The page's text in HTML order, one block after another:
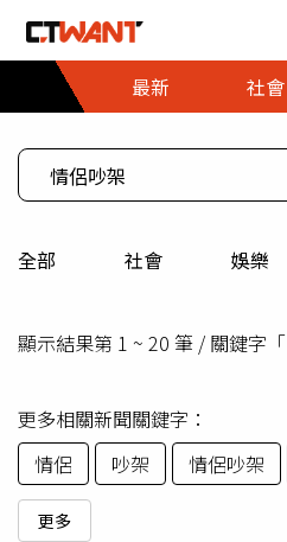
最新
社會
全部 社會 娛樂
顯示結果第 1 ~ 20 筆 / 關鍵字「
更多相關新聞關鍵字：
情侶
吵架 情侶吵架
更多